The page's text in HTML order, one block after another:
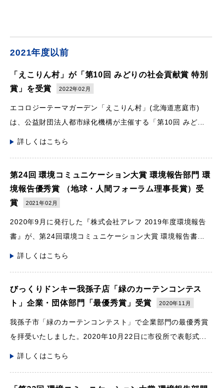
2021年度以前
「えこりん村」が「第10回 みどりの社会貢献賞 特別
賞」を受賞
2022年02月
エコロジーテーマガーデン「えこりん村」(北海道恵庭市)
は、公益財団法人都市緑化機構が主催する「第10回 みど...
詳しくはこちら
第24回 環境コミュニケーション大賞 環境報告部門 環
境報告優秀賞 （地球・人間フォーラム理事長賞）受
賞
2021年02月
2020年9月に発行した『株式会社アレフ 2019年度環境報告
書』が、第24回環境コミュニケーション大賞 環境報告書...
詳しくはこちら
びっくりドンキー我孫子店「緑のカーテンコンテス
ト」企業・団体部門「最優秀賞」受賞
2020年11月
我孫子市「緑のカーテンコンテスト」で企業部門の最優秀賞
を拝受いたしました。2020年10月22日に市役所で表彰式...
詳しくはこちら